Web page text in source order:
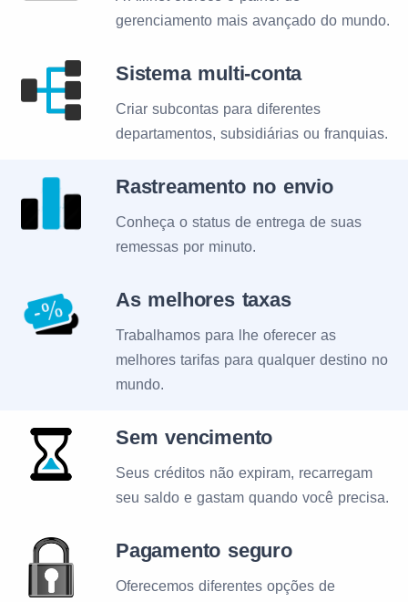
gerenciamento mais avançado do mundo.
Sistema multi-conta
Criar subcontas para diferentes
departamentos, subsidiárias ou franquias.
Rastreamento no envio
Conheça o status de entrega de suas
remessas por minuto.
As melhores taxas
Trabalhamos para lhe oferecer as
melhores tarifas para qualquer destino no
mundo.
Sem vencimento
Seus créditos não expiram, recarregam
seu saldo e gastam quando você precisa.
Pagamento seguro
Oferecemos diferentes opções de